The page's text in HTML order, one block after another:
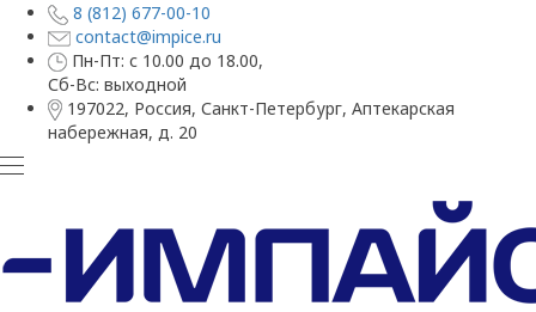
8 (812) 677-00-10
contact@impice.ru
Пн-Пт: с 10.00 до 18.00,
Сб-Вс: выходной
197022, Россия, Санкт-Петербург, Аптекарская
набережная, д. 20